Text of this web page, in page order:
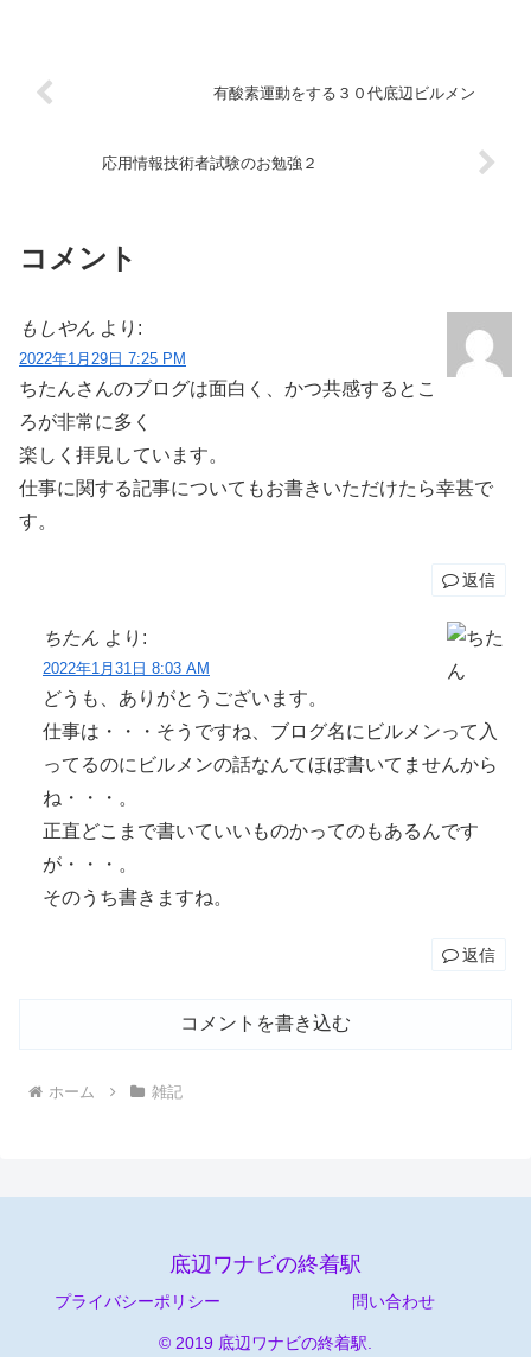
有酸素運動をする３０代底辺ビルメン
応用情報技術者試験のお勉強２
コメント
もしやん より:
2022年1月29日 7:25 PM
ちたんさんのブログは面白く、かつ共感するとこ
ろが非常に多く
楽しく拝見しています。
仕事に関する記事についてもお書きいただけたら幸甚で
す。
返信
ちたん より:
2022年1月31日 8:03 AM
どうも、ありがとうございます。
仕事は・・・そうですね、ブログ名にビルメンって入
ってるのにビルメンの話なんてほぼ書いてませんから
ね・・・。
正直どこまで書いていいものかってのもあるんです
が・・・。
そのうち書きますね。
返信
コメントを書き込む
ホーム 雑記
底辺ワナビの終着駅
プライバシーポリシー 問い合わせ
© 2019 底辺ワナビの終着駅.